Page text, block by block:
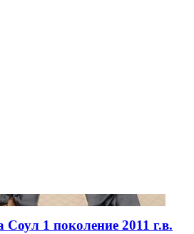
1 поколение 2011 г.в.